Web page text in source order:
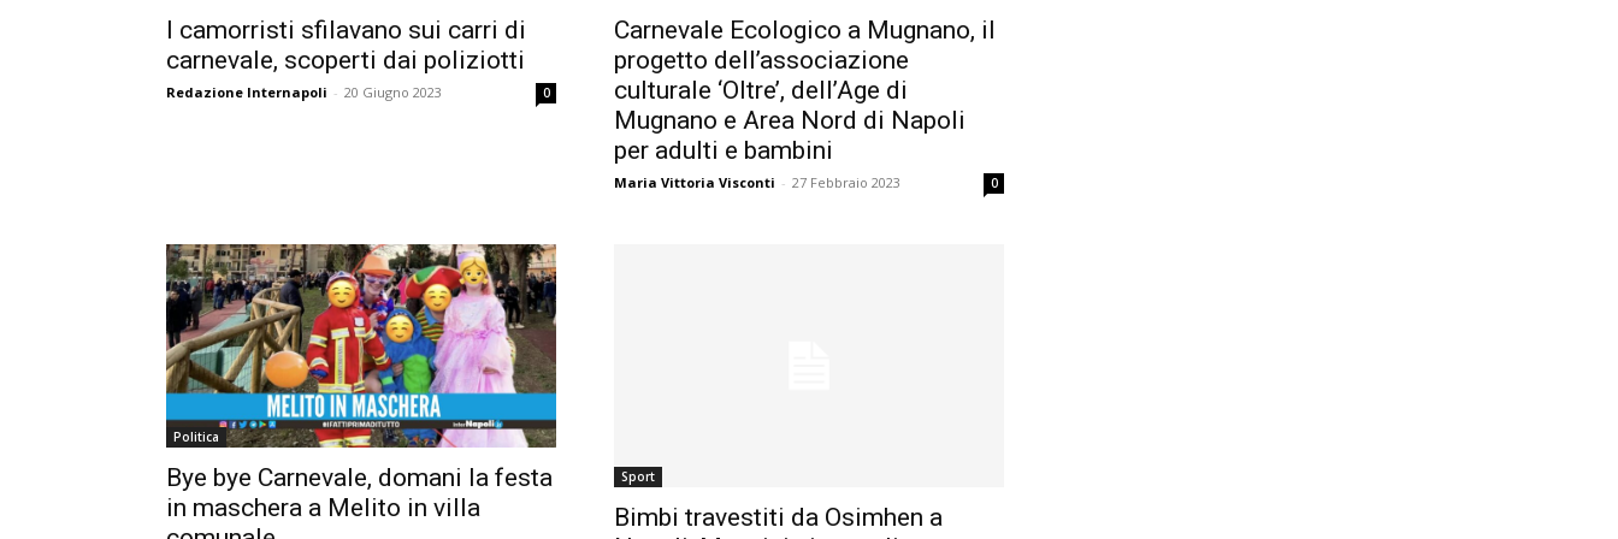
I camorristi sfilavano sui carri di
carnevale, scoperti dai poliziotti
Redazione Internapoli - 20 Giugno 2023 0
Carnevale Ecologico a Mugnano, il
progetto dell’associazione
culturale ‘Oltre’, dell’Age di
Mugnano e Area Nord di Napoli
per adulti e bambini
Maria Vittoria Visconti - 27 Febbraio 2023 0
Politica
Bye bye Carnevale, domani la festa
in maschera a Melito in villa
Sport
Bimbi travestiti da Osimhen a